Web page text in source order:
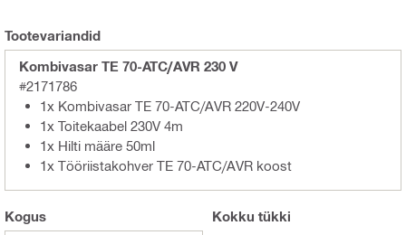
Tootevariandid
Kombivasar TE 70-ATC/AVR 230 V
#2171786
1x Kombivasar TE 70-ATC/AVR 220V-240V
1x Toitekaabel 230V 4m
1x Hilti määre 50ml
1x Tööriistakohver TE 70-ATC/AVR koost
Kogus Kokku tükki